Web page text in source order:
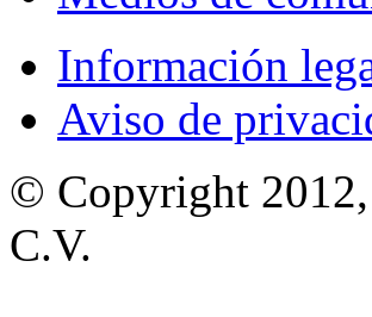
Información
Aviso de
© Copyright
C.V.